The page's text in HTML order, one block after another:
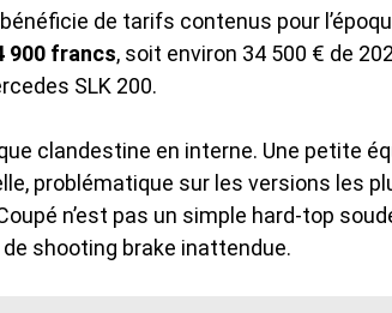
de tarifs contenus pour
900 francs, soit environ 34 500 € de
SLK 200.
clandestine en interne. Une petite
problématique sur les versions les
n’est pas un simple hard-top
shooting brake inattendue.